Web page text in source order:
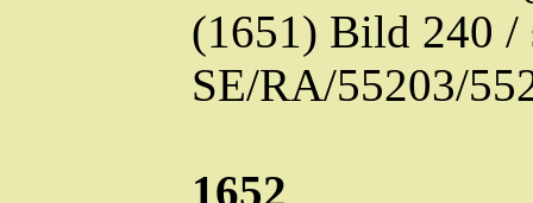
(1651) Bild 240
SE/RA/55203/
1652